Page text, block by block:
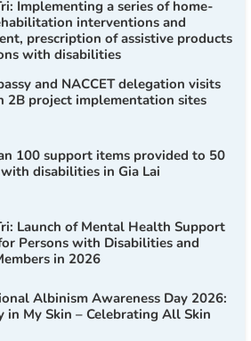
Implementing a series of home-
interventions and
prescription of assistive products
with disabilities
and NACCET delegation visits
2B project implementation sites
100 support items provided to 50
disabilities in Gia Lai
Launch of Mental Health Support
Persons with Disabilities and
in 2026
Albinism Awareness Day 2026:
in My Skin – Celebrating All Skin